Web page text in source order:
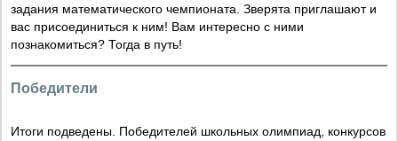
задания математического чемпионата. Зверята приглашают и
вас присоединиться к ним! Вам интересно с ними
познакомиться? Тогда в путь!
Победители
Итоги подведены. Победителей школьных олимпиад, конкурсов